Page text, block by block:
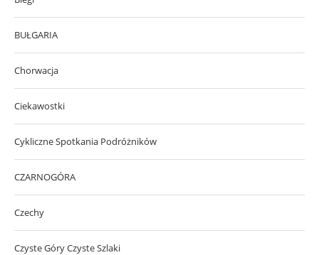
BUŁGARIA
Chorwacja
Ciekawostki
Cykliczne Spotkania Podróżników
CZARNOGÓRA
Czechy
Czyste Góry Czyste Szlaki